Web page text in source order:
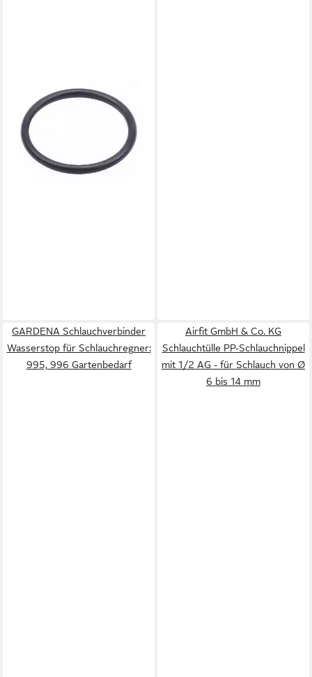
Ring Ventilbox
10,08 €
lieferbar - in 2-3 Werktagen bei dir
GARDENA Schlauchverbinder
Wasserstop für Schlauchregner:
995, 996 Gartenbedarf
Airfit GmbH & Co. KG
Schlauchtülle PP-Schlauchnippel
mit 1/2 AG - für Schlauch von Ø
6 bis 14 mm